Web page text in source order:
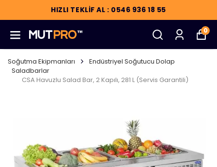
HIZLI TEKLİF AL : 0546 936 18 55
0
Soğutma Ekipmanları
Endüstriyel Soğutucu Dolap
Saladbarlar
CSA Havuzlu Salad Bar, 2 Kapılı, 281 L (Servis Garantili)